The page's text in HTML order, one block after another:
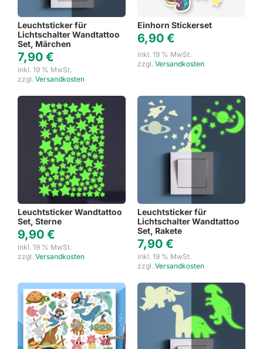
Leuchtsticker für
Lichtschalter Wandtattoo
Set, Märchen
7,90 €
inkl. 19 % MwSt.
zzgl. Versandkosten
Einhorn Stickerset
6,90 €
inkl. 19 % MwSt.
zzgl. Versandkosten
Leuchtsticker Wandtattoo
Set, Sterne
9,90 €
inkl. 19 % MwSt.
zzgl. Versandkosten
Leuchtsticker für
Lichtschalter Wandtattoo
Set, Rakete
7,90 €
inkl. 19 % MwSt.
zzgl. Versandkosten